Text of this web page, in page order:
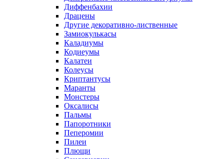
Диффенбахии
Драцены
Другие декоративно-лиственные
Замиокулькасы
Каладиумы
Кодиеумы
Калатеи
Колеусы
Криптантусы
Маранты
Монстеры
Оксалисы
Пальмы
Папоротники
Пеперомии
Пилеи
Плющи